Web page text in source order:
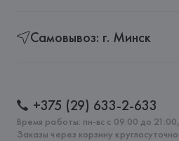
Самовывоз: г. Минск
+375 (29) 633-2-633
Время работы: пн-вс с 09:00 до 21:00,
Заказы через корзину круглосуточно